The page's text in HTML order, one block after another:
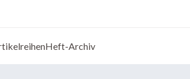
Heft-Archiv